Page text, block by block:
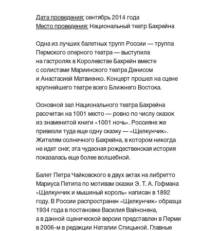
Дата проведения: сентябрь 2014 года
Место проведения: Национальный театр Бахрейна
Одна из лучших балетных трупп России — труппа
Пермского оперного театра — выступила
на гастролях в Королевстве Бахрейн вместе
с солистами Мариинского театра Денисом
и Анастасией Матвиенко. Концерт прошел на сцене
крупнейшего театре всего Ближнего Востока.
Основной зал Национального театра Бахрейна
рассчитан на 1001 место — ровно по числу сказок
из знаменитой книги «1001 ночь». Россияне же
привезли туда еще одну сказку — «Щелкунчик».
Жителям солнечного Бахрейна, в котором никогда
не идет снег, эта чудесная рождественская история
показалась еще более волшебной.
Балет Петра Чайковского в двух актах на либретто
Мариуса Петипа по мотивам сказки Э. Т. А. Гофмана
«Щелкунчик и мышиный король» написан в 1892
году. В России распространен «Щелкунчик» образца
1934 года в постановке Василия Вайнонена,
а в данной сценической версии представлен в Перми
в 2006-м в редакции Наталии Спицыной. Главные